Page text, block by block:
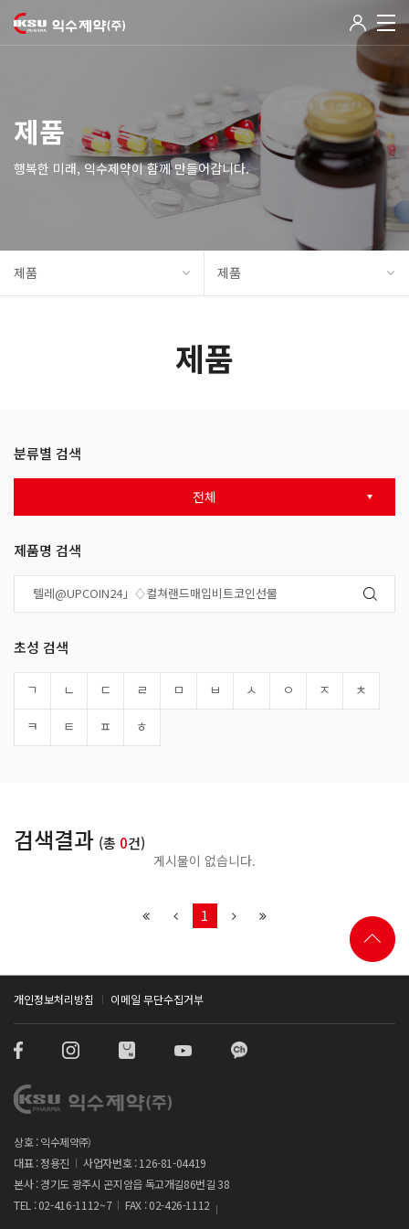
제품
행복한 미래, 익수제약이 함께 만들어갑니다.
제품 제품
제품
분류별 검색
전체
제품명 검색
초성 검색
ㄱ ㄴ ㄷ ㄹ ㅁ ㅂ ㅅ ㅇ ㅈ
ㅊ
ㅋ
ㅌ ㅍ ㅎ
검색결과 (총 0건)
게시물이 없습니다.
1
개인정보처리방침 이메일 무단수집거부
상호 : 익수제약㈜
대표 : 정용진
사업자번호 : 126-81-04419
본사 : 경기도 광주시 곤지암읍 독고개길86번길 38
TEL : 02-416-1112~7
FAX : 02-426-1112